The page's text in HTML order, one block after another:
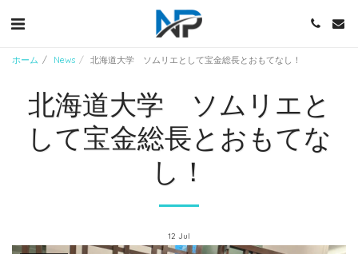
ホーム News 北海道大学 ソムリエとして宝金総長とおもてなし！
北海道大学 ソムリエと
して宝金総長とおもてな
し！
12 Jul